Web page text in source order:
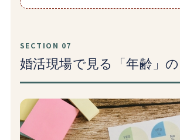
SECTION 07
婚活現場で見る「年齢」